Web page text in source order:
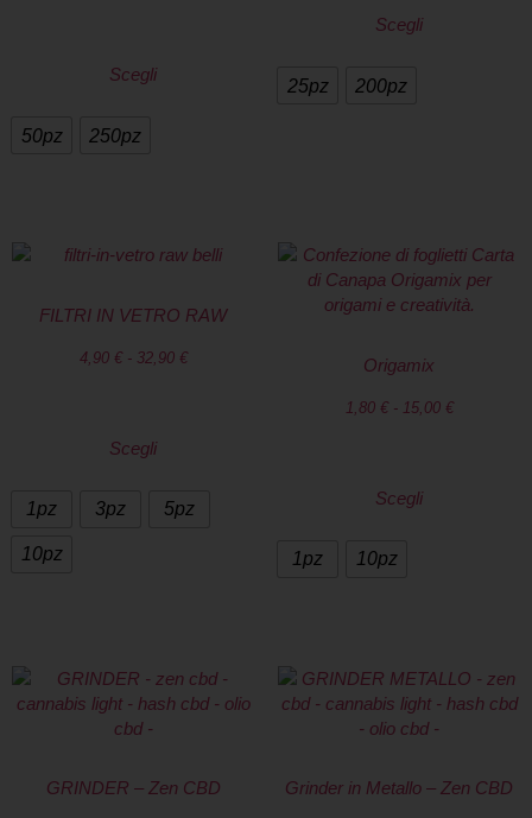
Scegli
50pz 250pz
Scegli
25pz 200pz
FILTRI IN VETRO RAW
4,90 € - 32,90 €
Scegli
1pz 3pz 5pz
10pz
Origamix
1,80 € - 15,00 €
Scegli
1pz 10pz
GRINDER – Zen CBD Grinder in Metallo – Zen CBD